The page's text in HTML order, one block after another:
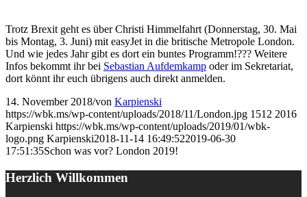
Trotz Brexit geht es über Christi Himmelfahrt (Donnerstag, 30. Mai
bis Montag, 3. Juni) mit easyJet in die britische Metropole London️.
Und wie jedes Jahr gibt es dort ein buntes Programm!??? Weitere
Infos bekommt ihr bei Sebastian Aufdemkamp oder im Sekretariat,
dort könnt ihr euch übrigens auch direkt anmelden.
14. November 2018/von Karpienski
https://wbk.ms/wp-content/uploads/2018/11/London.jpg 1512 2016
Karpienski https://wbk.ms/wp-content/uploads/2019/01/wbk-
logo.png Karpienski2018-11-14 16:49:522019-06-30
17:51:35Schon was vor? London 2019!
Herzlich Willkommen